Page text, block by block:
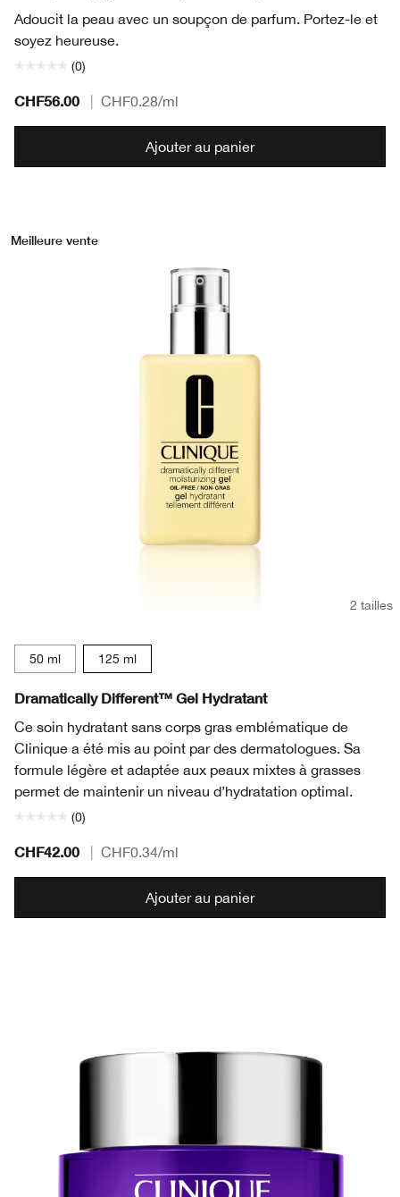
Adoucit la peau avec un soupçon de parfum. Portez-le et
soyez heureuse.
(0)
CHF56.00 CHF0.28/ml
Ajouter au panier
Meilleure vente
2 tailles
50 ml 125 ml
Dramatically Different™ Gel Hydratant
Ce soin hydratant sans corps gras emblématique de
Clinique a été mis au point par des dermatologues. Sa
formule légère et adaptée aux peaux mixtes à grasses
permet de maintenir un niveau d’hydratation optimal.
(0)
CHF42.00 CHF0.34/ml
Ajouter au panier